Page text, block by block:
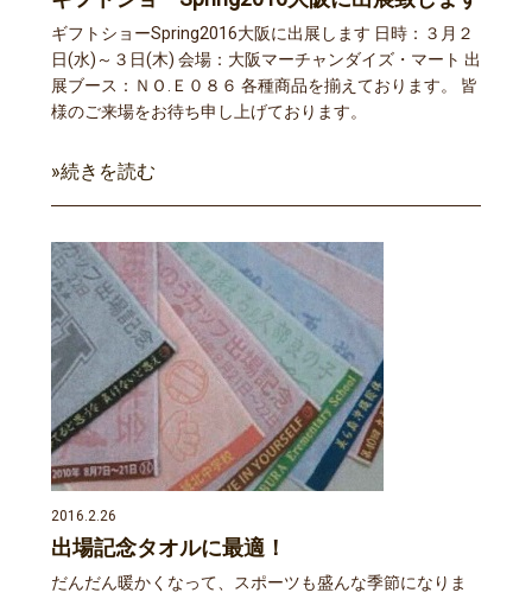
ギフトショーSpring2016大阪に出展します 日時：３月２
日(水)～３日(木) 会場：大阪マーチャンダイズ・マート 出
展ブース：ＮＯ.Ｅ０８６ 各種商品を揃えております。 皆
様のご来場をお待ち申し上げております。
»続きを読む
2016.2.26
出場記念タオルに最適！
だんだん暖かくなって、スポーツも盛んな季節になりま